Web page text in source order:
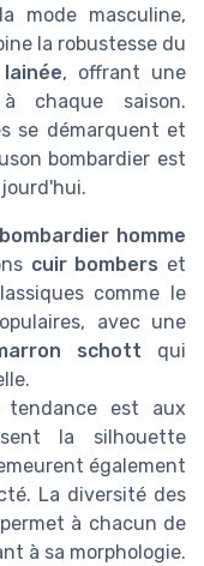
mode masculine,
la robustesse du
, offrant une
chaque saison.
se démarquent et
bombardier est
bombardier homme
cuir bombers et
comme le
avec une
schott qui
tendance est aux
la silhouette
également
La diversité des
à chacun de
à sa morphologie.